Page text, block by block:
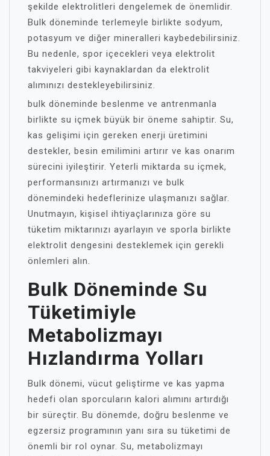
şekilde elektrolitleri dengelemek de önemlidir.
Bulk döneminde terlemeyle birlikte sodyum,
potasyum ve diğer mineralleri kaybedebilirsiniz.
Bu nedenle, spor içecekleri veya elektrolit
takviyeleri gibi kaynaklardan da elektrolit
alımınızı destekleyebilirsiniz.
bulk döneminde beslenme ve antrenmanla
birlikte su içmek büyük bir öneme sahiptir. Su,
kas gelişimi için gereken enerji üretimini
destekler, besin emilimini artırır ve kas onarım
sürecini iyileştirir. Yeterli miktarda su içmek,
performansınızı artırmanızı ve bulk
dönemindeki hedeflerinize ulaşmanızı sağlar.
Unutmayın, kişisel ihtiyaçlarınıza göre su
tüketim miktarınızı ayarlayın ve sporla birlikte
elektrolit dengesini desteklemek için gerekli
önlemleri alın.
Bulk Döneminde Su
Tüketimiyle
Metabolizmayı
Hızlandırma Yolları
Bulk dönemi, vücut geliştirme ve kas yapma
hedefi olan sporcuların kalori alımını artırdığı
bir süreçtir. Bu dönemde, doğru beslenme ve
egzersiz programının yanı sıra su tüketimi de
önemli bir rol oynar. Su, metabolizmayı